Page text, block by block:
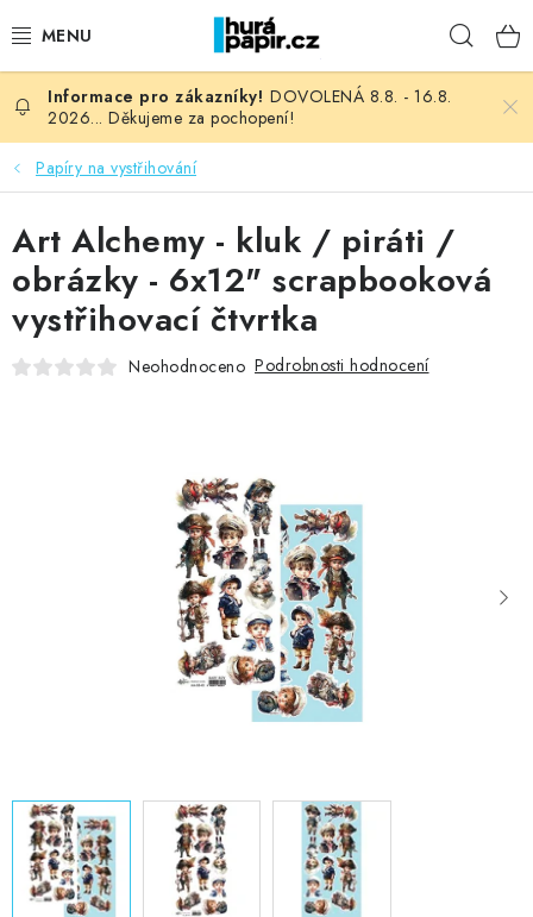
na
NOVINKY
HURÁ DÍLNA
VŠECHNO ZBOŽÍ
KNIHAŘSKÝ MATERIÁL
MOJE OBJEDNÁVKA
Moje objednávka
Oblíbené ♥️
Obchodní podmínky
DOVOLENÁ 8.8. - 16.8.
2026... Děkujeme za pochopení!
Papíry na vystřihování
Art Alchemy - kluk / piráti /
obrázky - 6x12" scrapbooková
vystřihovací čtvrtka
Neohodnoceno Podrobnosti hodnocení